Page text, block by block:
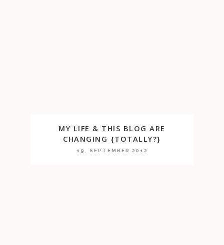
MY LIFE & THIS BLOG ARE
CHANGING {TOTALLY?}
19. SEPTEMBER 2012